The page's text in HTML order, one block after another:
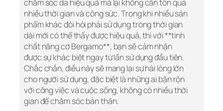
chăm sóc da hiệu quả mà lại không cần tốn quá
nhiều thời gian và công sức. Trong khi nhiều sản
phẩm khác đòi hỏi phải sử dụng trong thời gian
dài mới có thể thấy được hiệu quả, thì với **tinh
chất nâng cơ Bergamo**, bạn sẽ cảm nhận
được sự khác biệt ngay từ lần sử dụng đầu tiên.
Chắc chắn, điều này sẽ mang lại sự hài lòng lớn
cho người sử dụng, đặc biệt là những ai bận rộn
với công việc và cuộc sống, không có nhiều thời
gian để chăm sóc bản thân.